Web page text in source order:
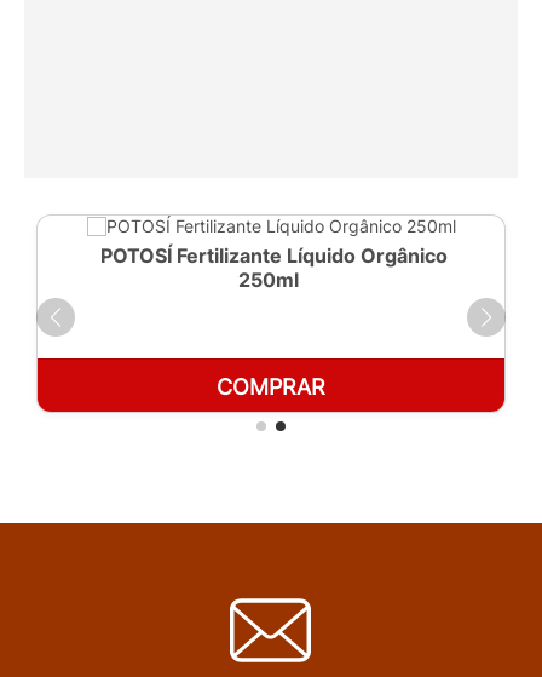
POTOSÍ Fertilizante Líquido Orgânico
250ml
COMPRAR